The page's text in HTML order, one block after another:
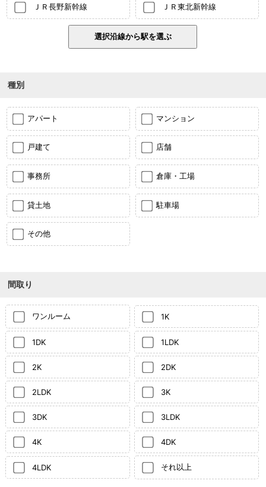
ＪＲ長野新幹線 ＪＲ東北新幹線
種別
アパート マンション
戸建て 店舗
事務所 倉庫・工場
貸土地 駐車場
その他
間取り
ワンルーム 1K
1DK 1LDK
2K 2DK
2LDK 3K
3DK 3LDK
4K 4DK
4LDK それ以上